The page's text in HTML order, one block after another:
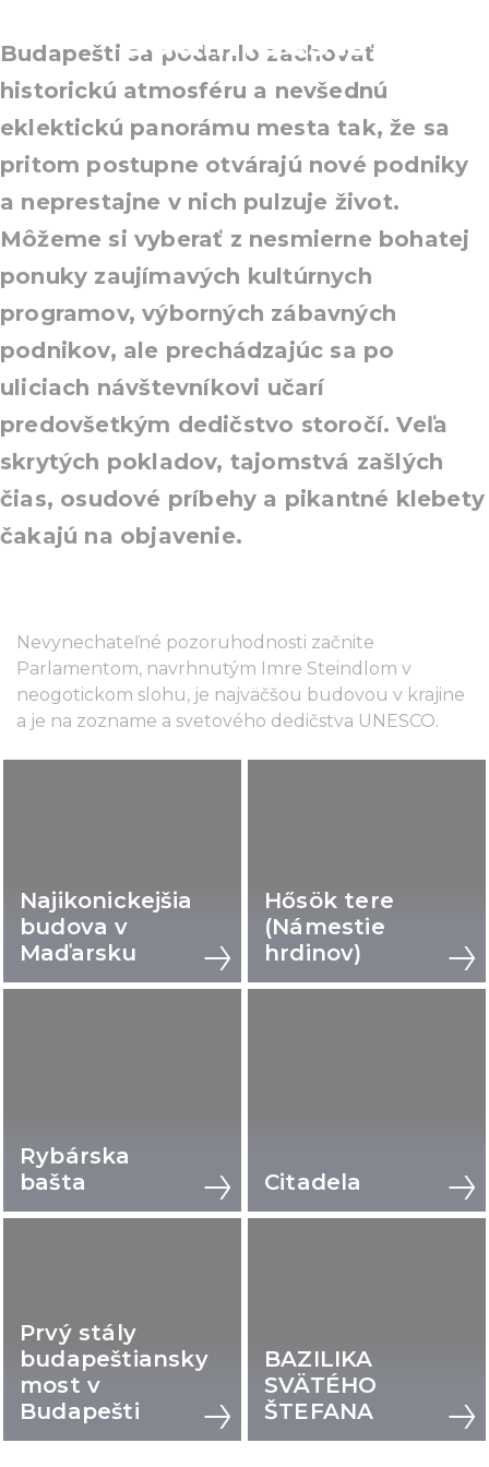
Budimpešte
Budapešti sa podarilo zachovať
historickú atmosféru a nevšednú
eklektickú panorámu mesta tak, že sa
pritom postupne otvárajú nové podniky
a neprestajne v nich pulzuje život.
Môžeme si vyberať z nesmierne bohatej
ponuky zaujímavých kultúrnych
programov, výborných zábavných
podnikov, ale prechádzajúc sa po
uliciach návštevníkovi učarí
predovšetkým dedičstvo storočí. Veľa
skrytých pokladov, tajomstvá zašlých
čias, osudové príbehy a pikantné klebety
čakajú na objavenie.
Nevynechateľné pozoruhodnosti začnite
Parlamentom, navrhnutým Imre Steindlom v
neogotickom slohu, je najväčšou budovou v krajine
a je na zozname a svetového dedičstva UNESCO.
Najikonickejšia
budova v
Maďarsku
Hősök tere
(Námestie
hrdinov)
Rybárska
bašta
Citadela
Prvý stály
budapeštiansky
most v
Budapešti
BAZILIKA
SVÄTÉHO
ŠTEFANA